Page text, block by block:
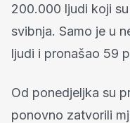
200.000 ljudi koji
svibnja. Samo je u
ljudi i pronašao 59
Od ponedjeljka su
ponovno zatvorili